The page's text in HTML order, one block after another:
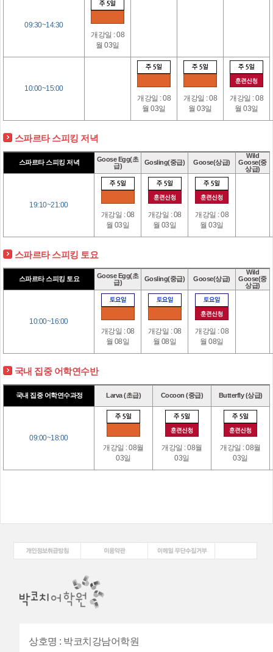
09:30~14:30
개강일 : 08
월 03일
10:00~15:00
개강일 : 08
월 03일
개강일 : 08
월 03일
개강일 : 08
월 03일
스파르타 스피킹 저녁
스파르타 스피킹 저녁
Goose Egg(초
급)
Gosling(중급) Goose(상급)
Wild
Goose(중
상급)
19:10~21:00
개강일 : 08
월 03일
개강일 : 08
월 03일
개강일 : 08
월 03일
스파르타 스피킹 토요
스파르타 스피킹 토요
Goose Egg(초
급)
Gosling(중급) Goose(상급)
Wild
Goose(중
상급)
10:00~16:00
개강일 : 08
월 08일
개강일 : 08
월 08일
개강일 : 08
월 08일
국내 집중 어학연수반
국내 집중 어학연수과정 Larva (초급) Cocoon (중급) Butterfly (상급)
09:00~18:00
개강일 : 08월
03일
개강일 : 08월
03일
개강일 : 08월
03일
상호명 : 박코치강남어학원